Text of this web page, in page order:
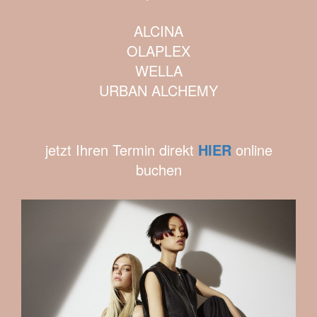
ALCINA
OLAPLEX
WELLA
URBAN ALCHEMY
jetzt Ihren Termin direkt HIERonline
buchen